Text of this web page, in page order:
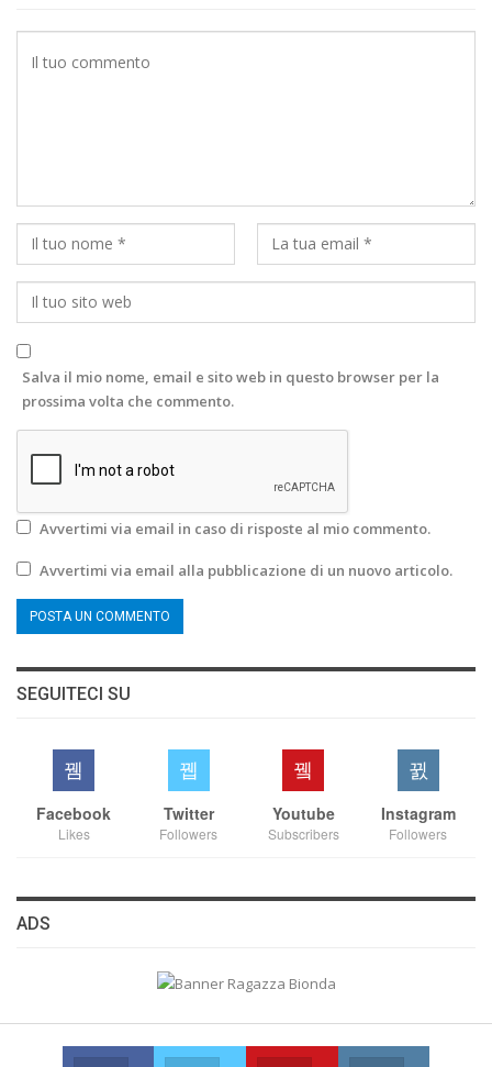
Salva il mio nome, email e sito web in questo browser per la
prossima volta che commento.
Avvertimi via email in caso di risposte al mio commento.
Avvertimi via email alla pubblicazione di un nuovo articolo.
SEGUITECI SU
Facebook
Likes
Twitter
Followers
Youtube
Subscribers
Instagram
Followers
ADS